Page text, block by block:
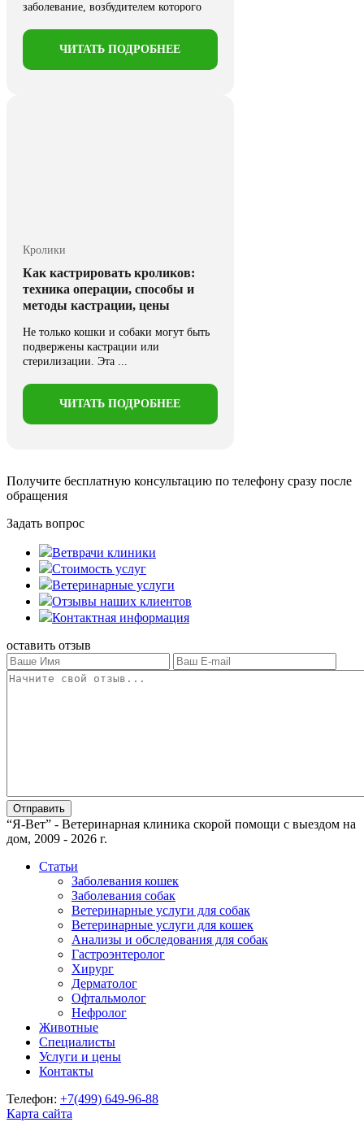
заболевание, возбудителем которого
ЧИТАТЬ ПОДРОБНЕЕ
Кролики
Как кастрировать кроликов:
техника операции, способы и
методы кастрации, цены
Не только кошки и собаки могут быть
подвержены кастрации или
стерилизации. Эта ...
ЧИТАТЬ ПОДРОБНЕЕ
Получите бесплатную консультацию по телефону сразу после
обращения
Задать вопрос
Ветврачи клиники
Стоимость услуг
Ветеринарные услуги
Отзывы наших клиентов
Контактная информация
оставить отзыв
“Я-Вет” - Ветеринарная клиника скорой помощи с выездом на
дом, 2009 - 2026 г.
Статьи
Заболевания кошек
Заболевания собак
Ветеринарные услуги для собак
Ветеринарные услуги для кошек
Анализы и обследования для собак
Гастроэнтеролог
Хирург
Дерматолог
Офтальмолог
Нефролог
Животные
Специалисты
Услуги и цены
Контакты
Телефон: +7(499) 649-96-88
Карта сайта